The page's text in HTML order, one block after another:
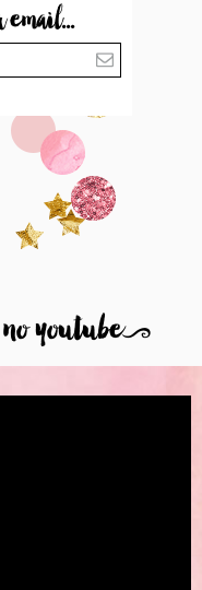
email...
youtube9